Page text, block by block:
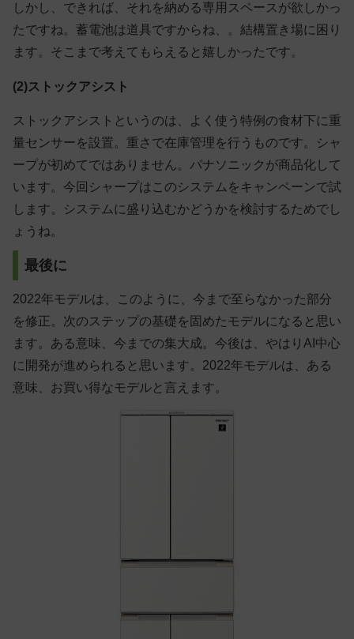
しかし、できれば、それを納める専用スペースが欲しかっ
たですね。蓄電池は道具ですからね、。結構置き場に困り
ます。そこまで考えてもらえると嬉しかったです。
(2)ストックアシスト
ストックアシストというのは、よく使う特例の食材下に重
量センサーを設置。重さで在庫管理を行うものです。シャ
ープが初めてではありません。パナソニックが商品化して
います。今回シャープはこのシステムをキャンペーンで試
します。システムに盛り込むかどうかを検討するためでし
ょうね。
最後に
2022年モデルは、このように、今まで至らなかった部分
を修正。次のステップの基礎を固めたモデルになると思い
ます。ある意味、今までの集大成。今後は、やはりAI中心
に開発が進められると思います。2022年モデルは、ある
意味、お買い得なモデルと言えます。